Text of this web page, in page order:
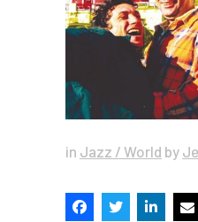
in Jazz / World by